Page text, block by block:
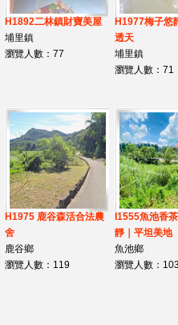
H1892二林鎮財寶美屋
埔里鎮
瀏覽人數：77
H1977梅子悠
透天
埔里鎮
瀏覽人數：71
H1975 鹿谷森活合法農
舍
鹿谷鄉
瀏覽人數：119
I1555魚池香
靜｜平坦美地
魚池鄉
瀏覽人數：103